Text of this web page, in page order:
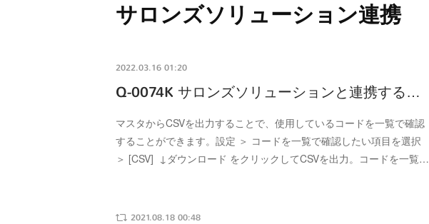
サロンズソリューション連携
2022.03.16 01:20
Q-0074K サロンズソリューションと連携する…
マスタからCSVを出力することで、使用しているコードを一覧で確認
することができます。設定 ＞ コードを一覧で確認したい項目を選択
＞ [CSV] ↓ダウンロード をクリックしてCSVを出力。コードを一覧…
2021.08.18 00:48